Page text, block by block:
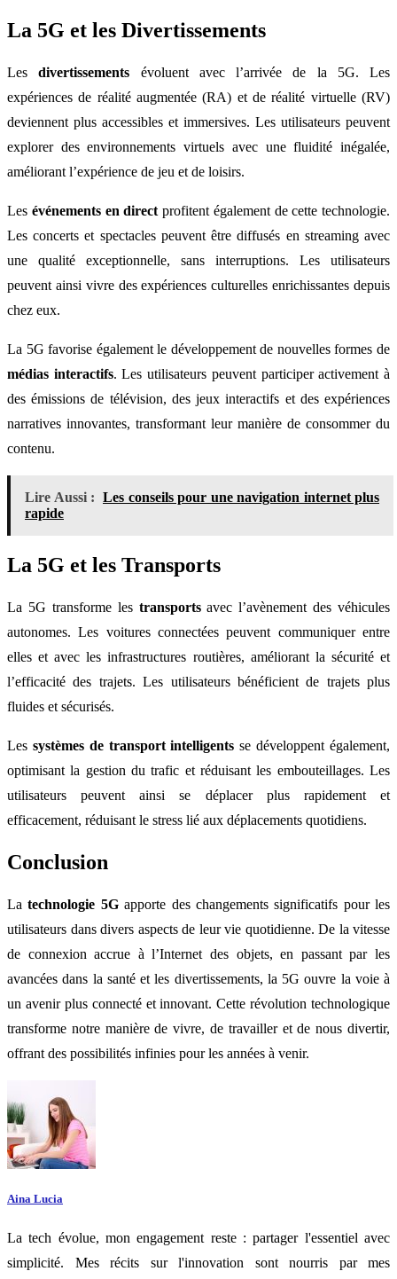
La 5G et les Divertissements
Lesdivertissements évoluent avec l’arrivée de la 5G. Les
expériences de réalité augmentée (RA) et de réalité virtuelle (RV)
deviennent plus accessibles et immersives. Les utilisateurs peuvent
explorer des environnements virtuels avec une fluidité inégalée,
améliorant l’expérience de jeu et de loisirs.
Les événements en direct profitent également de cette technologie.
Les concerts et spectacles peuvent être diffusés en streaming avec
une qualité exceptionnelle, sans interruptions. Les utilisateurs
peuvent ainsi vivre des expériences culturelles enrichissantes depuis
chez eux.
La 5G favorise également le développement de nouvelles formes de
médias interactifs. Les utilisateurs peuvent participer activement à
des émissions de télévision, des jeux interactifs et des expériences
narratives innovantes, transformant leur manière de consommer du
contenu.
Lire Aussi : Les conseils pour une navigation internet plus
rapide
La 5G et les Transports
La 5G transforme les transportsavec l’avènement des véhicules
autonomes. Les voitures connectées peuvent communiquer entre
elles et avec les infrastructures routières, améliorant la sécurité et
l’efficacité des trajets. Les utilisateurs bénéficient de trajets plus
fluides et sécurisés.
Les systèmes de transport intelligents se développent également,
optimisant la gestion du trafic et réduisant les embouteillages. Les
utilisateurs peuvent ainsi se déplacer plus rapidement et
efficacement, réduisant le stress lié aux déplacements quotidiens.
Conclusion
Latechnologie 5Gapporte des changements significatifs pour les
utilisateurs dans divers aspects de leur vie quotidienne. De la vitesse
de connexion accrue à l’Internet des objets, en passant par les
avancées dans la santé et les divertissements, la 5G ouvre la voie à
un avenir plus connecté et innovant. Cette révolution technologique
transforme notre manière de vivre, de travailler et de nous divertir,
offrant des possibilités infinies pour les années à venir.
Aina Lucia
La tech évolue, mon engagement reste : partager l'essentiel avec
simplicité. Mes récits sur l'innovation sont nourris par mes